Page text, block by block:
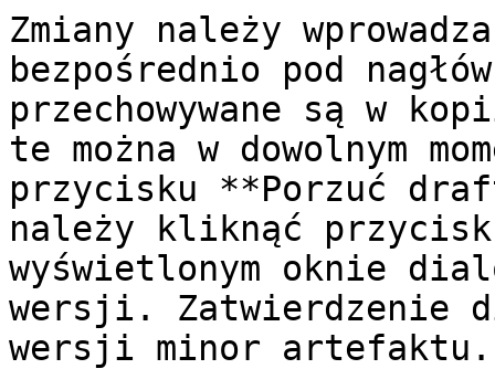
Zmiany należy
bezpośrednio pod
przechowywane są w
te można w dowolnym
przycisku **Porzuć
należy kliknąć
wyświetlonym oknie
wersji. Zatwierdzenie
wersji minor artefaktu.